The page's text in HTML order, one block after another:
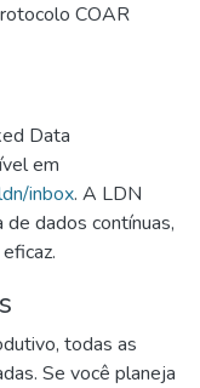
COAR
Data
em
inbox. A LDN
dados contínuas,
todas as
Se você planeja